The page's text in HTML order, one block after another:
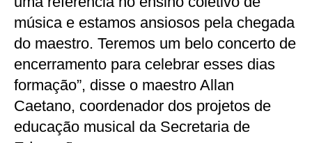
música e estamos ansiosos pela chegada
do maestro. Teremos um belo concerto de
encerramento para celebrar esses dias
formação”, disse o maestro Allan
Caetano, coordenador dos projetos de
educação musical da Secretaria de